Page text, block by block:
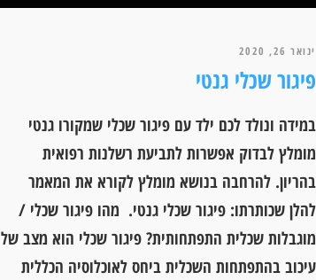
ינואר 26, 2020
פיגור שכלי גנטי
במידה ונולד לכם ילד עם פיגור שכלי שמקורו גנטי
מומלץ לבדוק אפשרות לתביעת רשלנות רפואית
בהריון. להרחבה בנושא מומלץ לקורא את המאמר
להלן שכותרתו: פיגור שכלי גנטי. מהו פיגור שכלי /
מוגבלות שכלית התפתחותית? פיגור שכלי הוא מצב של
עיכוב בהתפתחות השכלית ביחס לאוכלוסיה הכללית